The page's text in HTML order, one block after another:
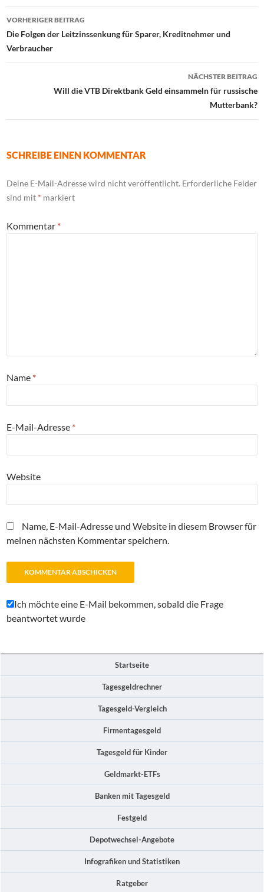
Beitrags-
Navigation
VORHERIGER BEITRAG
Die Folgen der Leitzinssenkung für Sparer, Kreditnehmer und
Verbraucher
NÄCHSTER BEITRAG
Will die VTB Direktbank Geld einsammeln für russische
Mutterbank?
SCHREIBE EINEN KOMMENTAR
Deine E-Mail-Adresse wird nicht veröffentlicht. Erforderliche Felder
sind mit * markiert
Kommentar *
Name *
E-Mail-Adresse *
Website
Name, E-Mail-Adresse und Website in diesem Browser für
meinen nächsten Kommentar speichern.
Ich möchte eine E-Mail bekommen, sobald die Frage
beantwortet wurde
Startseite
Tagesgeldrechner
Tagesgeld-Vergleich
Firmentagesgeld
Tagesgeld für Kinder
Geldmarkt-ETFs
Banken mit Tagesgeld
Festgeld
Depotwechsel-Angebote
Infografiken und Statistiken
Ratgeber